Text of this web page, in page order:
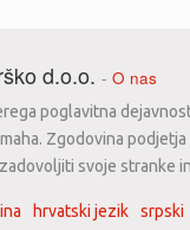
d.o.o. - O nas
poglavitna
Zgodovina
svoje stranke
hrvatski jezik srpski